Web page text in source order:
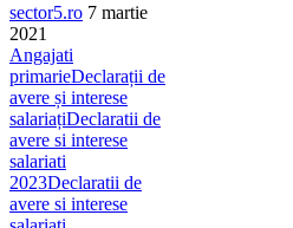
sector5.ro 7 martie
2021
Angajati
primarieDeclarații de
avere și interese
salariațiDeclaratii de
avere si interese
salariati
2023Declaratii de
avere si interese